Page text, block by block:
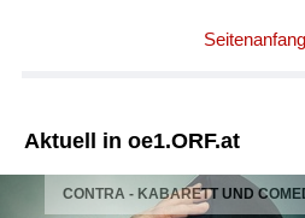
Orchester: BBC National
Leitung: Thierry Fischer
Solist/Solistin: Andrew
Seitenanfang
Aktuell in oe1.ORF.at
CONTRA - KABARETT UND